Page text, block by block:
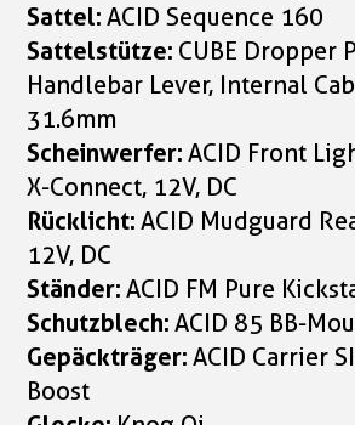
Sattel:ACID Sequence 160
Sattelstütze: CUBE Dropper
Handlebar Lever, Internal
31.6mm
Scheinwerfer:ACID Front
X-Connect, 12V, DC
Rücklicht:ACID Mudguard
12V, DC
Ständer:ACID FM Pure
Schutzblech:ACID 85 BB-
Gepäckträger:ACID Carrier
Boost